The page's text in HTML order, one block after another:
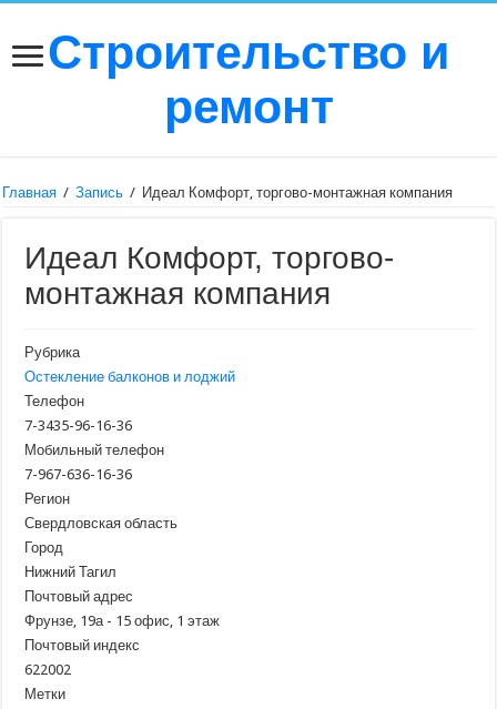
Строительство и
ремонт
Главная / Запись / Идеал Комфорт, торгово-монтажная компания
Идеал Комфорт, торгово-
монтажная компания
Рубрика
Остекление балконов и лоджий
Телефон
7-3435-96-16-36
Мобильный телефон
7-967-636-16-36
Регион
Свердловская область
Город
Нижний Тагил
Почтовый адрес
Фрунзе, 19а - 15 офис, 1 этаж
Почтовый индекс
622002
Метки